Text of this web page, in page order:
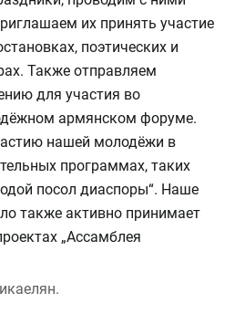
их принять участие
поэтических и
Также отправляем
для участия во
армянском форуме.
нашей молодёжи в
программах, таких
посол диаспоры“. Нашe
также активно принимает
„Ассамблея